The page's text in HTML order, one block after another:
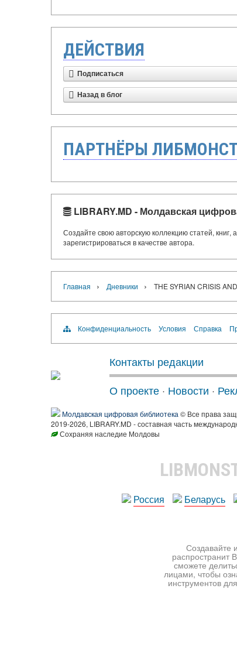
ДЕЙСТВИЯ
Подписаться
Назад в блог
ПАРТНЁРЫ
LIBRARY.MD - Молдавская
Создайте свою авторскую коллекцию статей,
зарегистрироваться в качестве автора.
Главная › Дневники › THE SYRIAN CRISIS
Конфиденциальность Условия Справка
Контакты редакции
О проекте · Новости ·
Молдавская цифровая библиотека © Все права
2019-2026, LIBRARY.MD - составная часть
Сохраняя наследие Молдовы
Россия Беларусь
Создавайте
распространит
сможете
лицами, чтобы
инструментов